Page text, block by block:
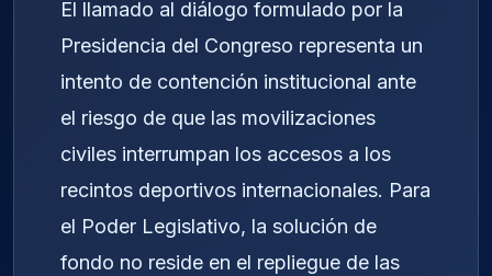
El llamado al diálogo formulado por la
Presidencia del Congreso representa un
intento de contención institucional ante
el riesgo de que las movilizaciones
civiles interrumpan los accesos a los
recintos deportivos internacionales. Para
el Poder Legislativo, la solución de
fondo no reside en el repliegue de las